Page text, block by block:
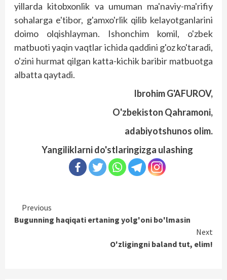
yillarda kitobxonlik va umuman ma'naviy-ma'rifiy
sohalarga e'tibor, g'amxo'rlik qilib kelayotganlarini
doimo olqishlayman. Ishonchim komil, o'zbek
matbuoti yaqin vaqtlar ichida qaddini g'oz ko'taradi,
o'zini hurmat qilgan katta-kichik baribir matbuotga
albatta qaytadi.
Ibrohim G'AFUROV,
O'zbekiston Qahramoni,
adabiyotshunos olim.
Yangiliklarni do'stlaringizga ulashing
Continue
Reading
Previous
Bugunning haqiqati ertaning yolg'oni bo'lmasin
Next
O'zligingni baland tut, elim!